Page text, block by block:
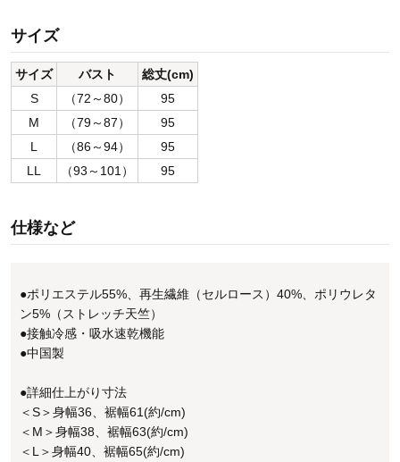
サイズ
サイズ バスト
総丈(cm)
S
（72～80）
95
M
（79～87）
95
L
（86～94）
95
LL
（93～101） 95
仕様など
●ポリエステル55%、再生繊維（セルロース）40%、ポリウレタ
ン5%（ストレッチ天竺）
●接触冷感・吸水速乾機能
●中国製
●詳細仕上がり寸法
＜S＞身幅36、裾幅61(約/cm)
＜M＞身幅38、裾幅63(約/cm)
＜L＞身幅40、裾幅65(約/cm)